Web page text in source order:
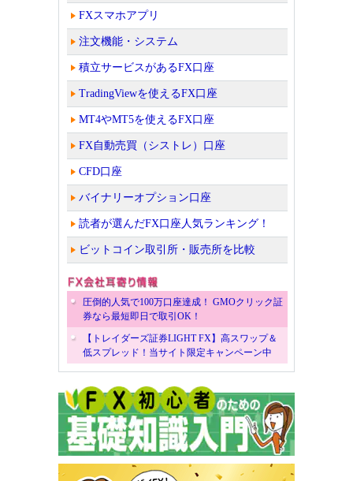
FXスマホアプリ
注文機能・システム
積立サービスがあるFX口座
TradingViewを使えるFX口座
MT4やMT5を使えるFX口座
FX自動売買（シストレ）口座
CFD口座
バイナリーオプション口座
読者が選んだFX口座人気ランキング！
ビットコイン取引所・販売所を比較
圧倒的人気で100万口座達成！ GMOクリック証
券なら最短即日で取引OK！
【トレイダーズ証券LIGHT FX】高スワップ＆
低スプレッド！当サイト限定キャンペーン中